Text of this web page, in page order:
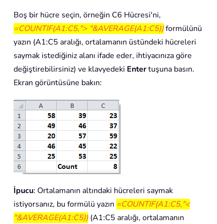
Boş bir hücre seçin, örneğin C6 Hücresi'ni,
=COUNTIF(A1:C5,"> "&AVERAGE(A1:C5))formülünü
yazın (A1:C5 aralığı, ortalamanın üstündeki hücreleri
saymak istediğiniz alanı ifade eder, ihtiyacınıza göre
değiştirebilirsiniz) ve klavyedeki Entertuşuna basın.
Ekran görüntüsüne bakın:
İpucu: Ortalamanın altındaki hücreleri saymak
istiyorsanız, bu formülü yazın =COUNTIF(A1:C5,"<
"&AVERAGE(A1:C5)) (A1:C5 aralığı, ortalamanın